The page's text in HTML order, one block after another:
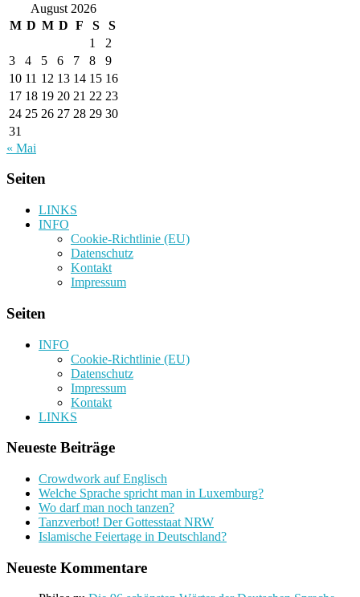
August 2026
M D M D F S
S
1
2
3
4 5 6 7 8
9
10 11 12 13 14 15 16
17 18 19 20 21 22 23
24 25 26 27 28 29 30
31
« Mai
Seiten
LINKS
INFO
Cookie-Richtlinie (EU)
Datenschutz
Kontakt
Impressum
Seiten
INFO
Cookie-Richtlinie (EU)
Datenschutz
Impressum
Kontakt
LINKS
Neueste Beiträge
Crowdwork auf Englisch
Welche Sprache spricht man in Luxemburg?
Wo darf man noch tanzen?
Tanzverbot! Der Gottesstaat NRW
Islamische Feiertage in Deutschland?
Neueste Kommentare